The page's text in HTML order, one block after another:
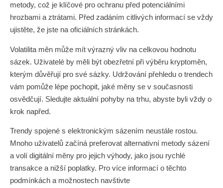
metody, což je klíčové pro ochranu před potenciálními
hrozbami a ztrátami. Před zadáním citlivých informací se vždy
ujistěte, že jste na oficiálních stránkách.
Volatilita měn může mít výrazný vliv na celkovou hodnotu
sázek. Uživatelé by měli být obezřetní při výběru kryptoměn,
kterým důvěřují pro své sázky. Udržování přehledu o trendech
vám pomůže lépe pochopit, jaké měny se v současnosti
osvědčují. Sledujte aktuální pohyby na trhu, abyste byli vždy o
krok napřed.
Trendy spojené s elektronickým sázením neustále rostou.
Mnoho uživatelů začíná preferovat alternativní metody sázení
a volí digitální měny pro jejich výhody, jako jsou rychlé
transakce a nižší poplatky. Pro více informací o těchto
podmínkách a možnostech navštivte